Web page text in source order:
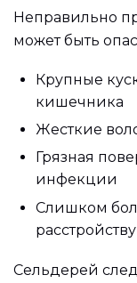
Неправильно
может быть
Крупные
кишечника
Жесткие
Грязная
инфекции
Слишком
Сельдерей